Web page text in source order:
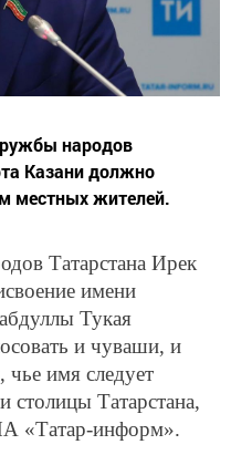
народов
Казани должно
местных жителей.
Татарстана Ирек
имени
Тукая
и чуваши, и
имя следует
столицы Татарстана,
«Татар-информ».